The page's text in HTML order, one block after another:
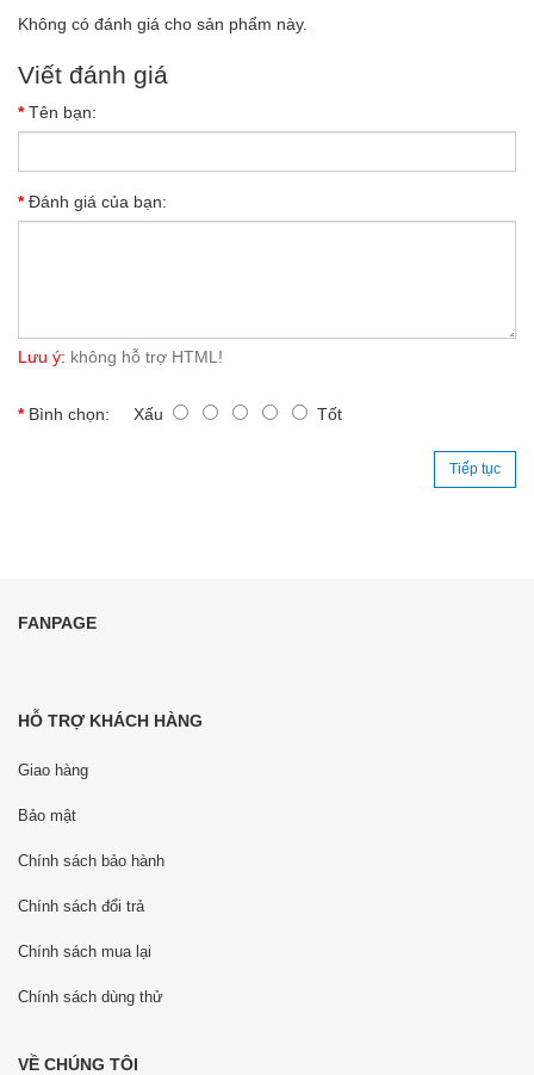
Không có đánh giá cho sản phẩm này.
Viết đánh giá
Tên bạn:
Đánh giá của bạn:
Lưu ý: không hỗ trợ HTML!
Bình chọn: Xấu Tốt
Tiếp tục
FANPAGE
HỖ TRỢ KHÁCH HÀNG
Giao hàng
Bảo mật
Chính sách bảo hành
Chính sách đổi trả
Chính sách mua lại
Chính sách dùng thử
VỀ CHÚNG TÔI